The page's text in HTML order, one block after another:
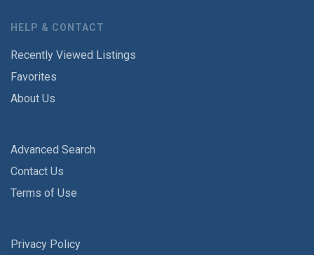
HELP & CONTACT
Recently Viewed Listings
Favorites
About Us
Advanced Search
Contact Us
Terms of Use
Privacy Policy